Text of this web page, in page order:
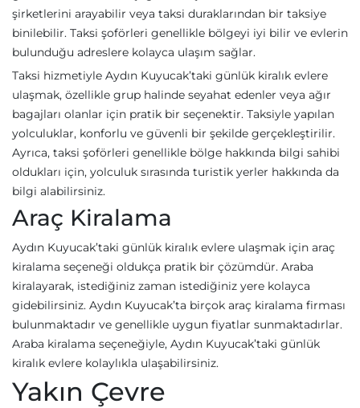
şirketlerini arayabilir veya taksi duraklarından bir taksiye
binilebilir. Taksi şoförleri genellikle bölgeyi iyi bilir ve evlerin
bulunduğu adreslere kolayca ulaşım sağlar.
Taksi hizmetiyle Aydın Kuyucak’taki günlük kiralık evlere
ulaşmak, özellikle grup halinde seyahat edenler veya ağır
bagajları olanlar için pratik bir seçenektir. Taksiyle yapılan
yolculuklar, konforlu ve güvenli bir şekilde gerçekleştirilir.
Ayrıca, taksi şoförleri genellikle bölge hakkında bilgi sahibi
oldukları için, yolculuk sırasında turistik yerler hakkında da
bilgi alabilirsiniz.
Araç Kiralama
Aydın Kuyucak’taki günlük kiralık evlere ulaşmak için araç
kiralama seçeneği oldukça pratik bir çözümdür. Araba
kiralayarak, istediğiniz zaman istediğiniz yere kolayca
gidebilirsiniz. Aydın Kuyucak’ta birçok araç kiralama firması
bulunmaktadır ve genellikle uygun fiyatlar sunmaktadırlar.
Araba kiralama seçeneğiyle, Aydın Kuyucak’taki günlük
kiralık evlere kolaylıkla ulaşabilirsiniz.
Yakın Çevre